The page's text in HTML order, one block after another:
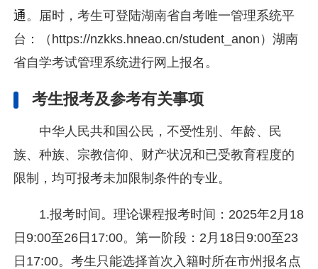
通 。届时，考生可登陆湖南省自考唯一管理系统平
台：（https://nzkks.hneao.cn/student_anon）湖南
省自学考试管理系统进行网上报名。
考生报考及参考有关事项
中华人民共和国公民，不受性别、年龄、民
族、种族、宗教信仰、财产状况和已受教育程度的
限制，均可报考未加限制条件的专业。
1.报考时间。理论课程报考时间：2025年2月18
日9:00至26日17:00。第一阶段：2月18日9:00至23
日17:00。考生只能选择首次入籍时所在市州报名点